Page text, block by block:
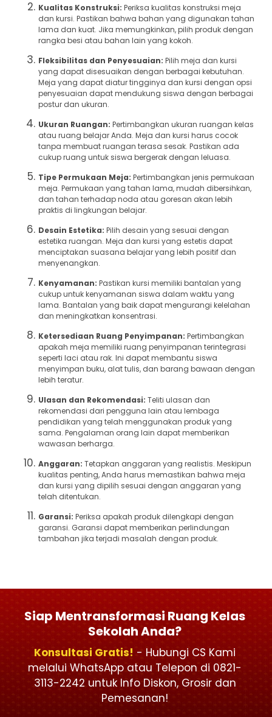
Kualitas Konstruksi: Periksa kualitas konstruksi meja
dan kursi. Pastikan bahwa bahan yang digunakan tahan
lama dan kuat. Jika memungkinkan, pilih produk dengan
rangka besi atau bahan lain yang kokoh.
Fleksibilitas dan Penyesuaian: Pilih meja dan kursi
yang dapat disesuaikan dengan berbagai kebutuhan.
Meja yang dapat diatur tingginya dan kursi dengan opsi
penyesuaian dapat mendukung siswa dengan berbagai
postur dan ukuran.
Ukuran Ruangan: Pertimbangkan ukuran ruangan kelas
atau ruang belajar Anda. Meja dan kursi harus cocok
tanpa membuat ruangan terasa sesak. Pastikan ada
cukup ruang untuk siswa bergerak dengan leluasa.
Tipe Permukaan Meja: Pertimbangkan jenis permukaan
meja. Permukaan yang tahan lama, mudah dibersihkan,
dan tahan terhadap noda atau goresan akan lebih
praktis di lingkungan belajar.
Desain Estetika: Pilih desain yang sesuai dengan
estetika ruangan. Meja dan kursi yang estetis dapat
menciptakan suasana belajar yang lebih positif dan
menyenangkan.
Kenyamanan: Pastikan kursi memiliki bantalan yang
cukup untuk kenyamanan siswa dalam waktu yang
lama. Bantalan yang baik dapat mengurangi kelelahan
dan meningkatkan konsentrasi.
Ketersediaan Ruang Penyimpanan: Pertimbangkan
apakah meja memiliki ruang penyimpanan terintegrasi
seperti laci atau rak. Ini dapat membantu siswa
menyimpan buku, alat tulis, dan barang bawaan dengan
lebih teratur.
Ulasan dan Rekomendasi: Teliti ulasan dan
rekomendasi dari pengguna lain atau lembaga
pendidikan yang telah menggunakan produk yang
sama. Pengalaman orang lain dapat memberikan
wawasan berharga.
Anggaran: Tetapkan anggaran yang realistis. Meskipun
kualitas penting, Anda harus memastikan bahwa meja
dan kursi yang dipilih sesuai dengan anggaran yang
telah ditentukan.
Garansi: Periksa apakah produk dilengkapi dengan
garansi. Garansi dapat memberikan perlindungan
tambahan jika terjadi masalah dengan produk.
Siap Mentransformasi Ruang Kelas
Sekolah Anda?
Konsultasi Gratis! - Hubungi CS Kami
melalui WhatsApp atau Telepon di 0821-
3113-2242 untuk Info Diskon, Grosir dan
Pemesanan!